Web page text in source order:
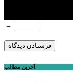
=
آخرین مطالب